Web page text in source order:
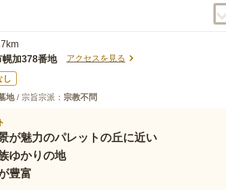
加378番地
アクセスを見る
し
地/ 宗旨宗派： 宗教不問
が魅力のパレットの丘に近い
ゆかりの地
豊富